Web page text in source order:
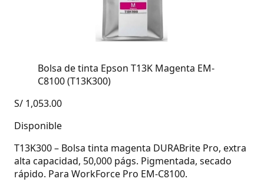
Bolsa de tinta Epson T13K Magenta EM-
C8100 (T13K300)
S/ 1,053.00
Disponible
T13K300 – Bolsa tinta magenta DURABrite Pro, extra
alta capacidad, 50,000 págs. Pigmentada, secado
rápido. Para WorkForce Pro EM-C8100.